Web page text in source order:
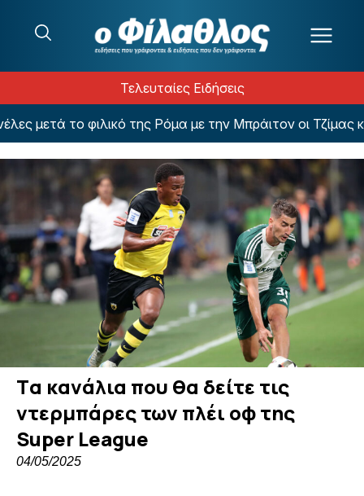
Τελευταίες Ειδήσεις
το φιλικό της Ρόμα με την Μπράιτον οι Τζίμας και
Tα κανάλια που θα δείτε τις
ντερμπάρες των πλέι οφ της
Super League
04/05/2025